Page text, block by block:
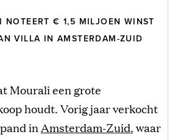
NOTEERT € 1,5 MILJOEN WINST
VILLA IN AMSTERDAM-ZUID
Mourali een grote
houdt. Vorig jaar verkocht
in Amsterdam-Zuid, waar